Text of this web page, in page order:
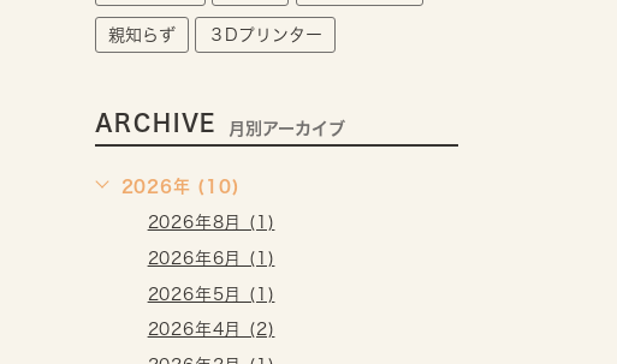
親知らず ３Dプリンター
ARCHIVE 月別アーカイブ
2026年 (10)
2026年8月 (1)
2026年6月 (1)
2026年5月 (1)
2026年4月 (2)